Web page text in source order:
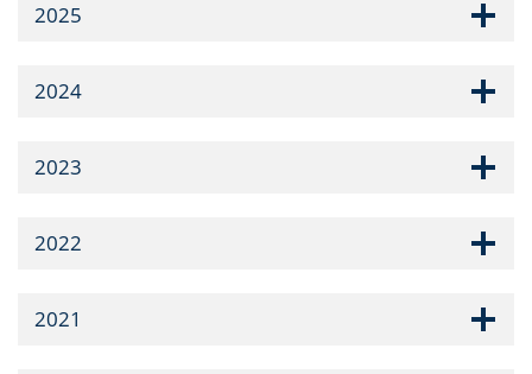
2025
2024
2023
2022
2021